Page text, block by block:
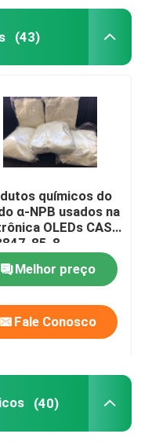
(43)
químicos do
α-NPB usados na
OLEDs CAS
85-8
Melhor preço
Fale Conosco
(40)